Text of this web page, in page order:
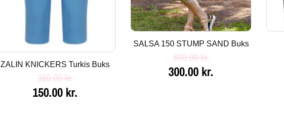
ZALIN KNICKERS Turkis Buks
350.00kr.
150.00 kr.
SALSA 150 STUMP SAND Buks
600.00kr.
300.00 kr.